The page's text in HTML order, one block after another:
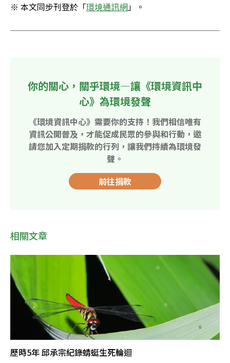
※ 本文同步刊登於「環境通訊網」。
你的關心，關乎環境—讓《環境資訊中
心》為環境發聲
《環境資訊中心》需要你的支持！我們相信唯有
資訊公開普及，才能促成民眾的參與和行動，邀
請您加入定期捐款的行列，讓我們持續為環境發
聲。
前往捐款
相關文章
歷時5年 邱承宗紀錄蜻蜓生死輪迴